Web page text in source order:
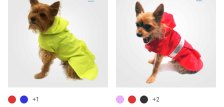
+1 +2